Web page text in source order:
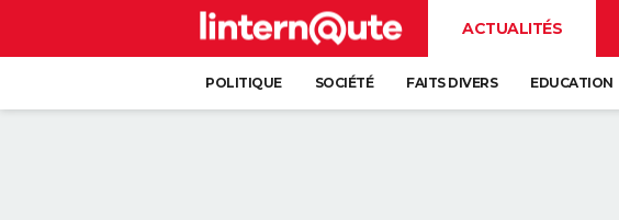
ACTUALITÉS
POLITIQUE SOCIÉTÉ FAITS DIVERS EDUCATION